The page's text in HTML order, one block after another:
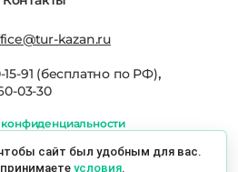
сайт был удобным для вас.
условия.
kazan.ru
91 (бесплатно по РФ),
03-30
РТО 022666